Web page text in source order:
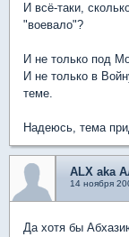
И всё-таки,
"воевало"?
И не только под
И не только в
теме.
Надеюсь, тема
ALX aka
14 ноября
Да хотя бы